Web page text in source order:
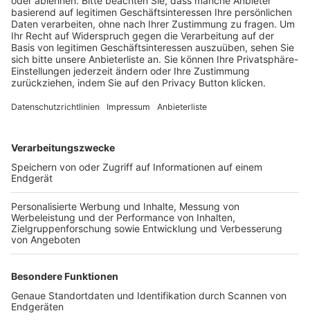
BFV-Geschäftsstellen
Trainerbörse
Login SpielPlus
FOLGE DEM BFV
TOP-VEREINE
TOP-PARTNER